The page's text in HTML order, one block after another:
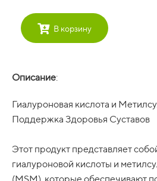
В корзину
Описание:
Гиалуроновая кислота и
Поддержка Здоровья Суставов
Этот продукт представляет
гиалуроновой кислоты и
(MSM), которые обеспечивают